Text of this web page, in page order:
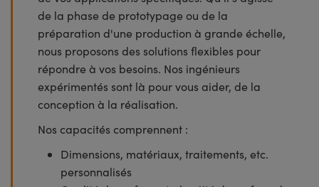
de la phase de prototypage ou de la
préparation d'une production à grande échelle,
nous proposons des solutions flexibles pour
répondre à vos besoins. Nos ingénieurs
expérimentés sont là pour vous aider, de la
conception à la réalisation.
Nos capacités comprennent :
Dimensions, matériaux, traitements, etc.
personnalisés